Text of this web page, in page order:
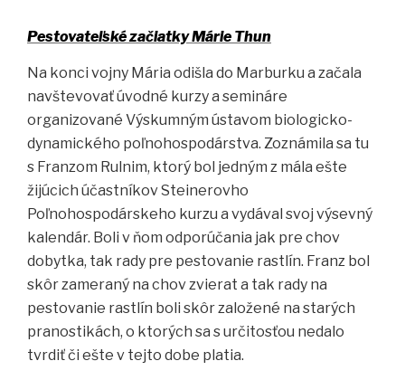
Pestovateľské začiatky Márie Thun
Na konci vojny Mária odišla do Marburku a začala
navštevovať úvodné kurzy a semináre
organizované Výskumným ústavom biologicko-
dynamického poľnohospodárstva. Zoznámila sa tu
s Franzom Rulnim, ktorý bol jedným z mála ešte
žijúcich účastníkov Steinerovho
Poľnohospodárskeho kurzu a vydával svoj výsevný
kalendár. Boli v ňom odporúčania jak pre chov
dobytka, tak rady pre pestovanie rastlín. Franz bol
skôr zameraný na chov zvierat a tak rady na
pestovanie rastlín boli skôr založené na starých
pranostikách, o ktorých sa s určitosťou nedalo
tvrdiť či ešte v tejto dobe platia.